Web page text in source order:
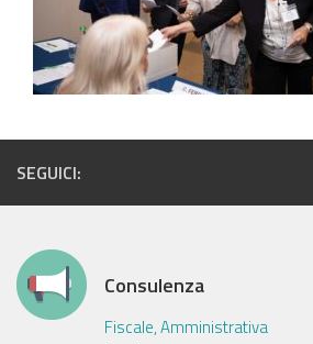
SEGUICI:
Consulenza
Fiscale, Amministrativa